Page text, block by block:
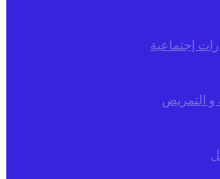
إجتماعية
و التمريض